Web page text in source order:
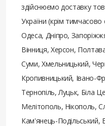
здійснюємо доставку
України (крім тимчасово
Одеса, Дніпро,
Вінниця, Херсон,
Суми, Хмельницький,
Кропивницький, Івано-
Тернопіль, Луцьк, Біла
Мелітополь, Нікополь,
Кам'янець-